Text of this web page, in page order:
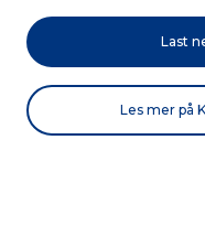
Last
Les mer på